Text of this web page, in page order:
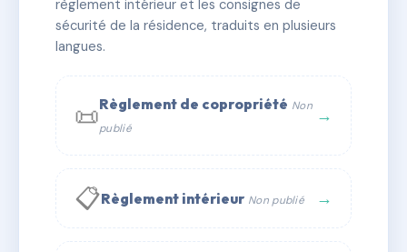
📞 Contacter Syndic Digital
règlement intérieur et les consignes de
sécurité de la résidence, traduits en plusieurs
langues.
📜Règlement de copropriété Non
publié
→
📋Règlement intérieur Non publié →